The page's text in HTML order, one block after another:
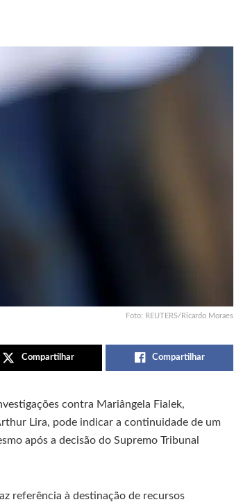
Foto: REUTERS/Ricardo Moraes
Compartilhar Compartilhar
contra Mariângela Fialek,
Lira, pode indicar a continuidade de um
após a decisão do Supremo Tribunal
referência à destinação de recursos